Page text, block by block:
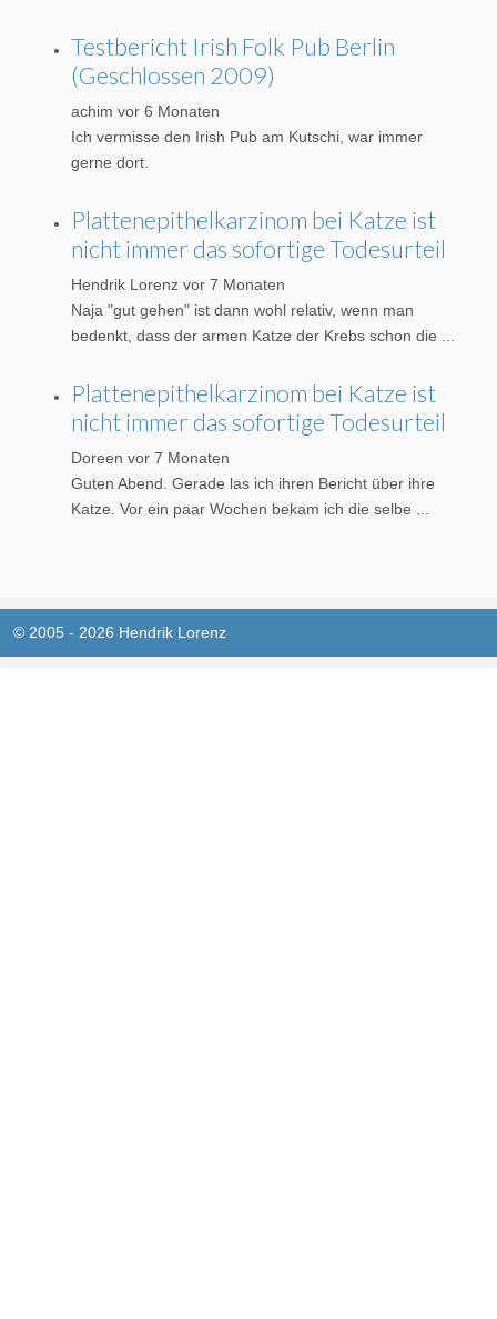
Testbericht Irish Folk Pub Berlin
(Geschlossen 2009)
achim vor 6 Monaten
Ich vermisse den Irish Pub am Kutschi, war immer
gerne dort.
Plattenepithelkarzinom bei Katze ist
nicht immer das sofortige Todesurteil
Hendrik Lorenz vor 7 Monaten
Naja "gut gehen" ist dann wohl relativ, wenn man
bedenkt, dass der armen Katze der Krebs schon die ...
Plattenepithelkarzinom bei Katze ist
nicht immer das sofortige Todesurteil
Doreen vor 7 Monaten
Guten Abend. Gerade las ich ihren Bericht über ihre
Katze. Vor ein paar Wochen bekam ich die selbe ...
© 2005 - 2026 Hendrik Lorenz